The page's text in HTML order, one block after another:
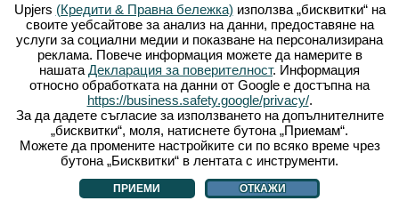
За Весела Ферма |Историята зад тази уеб базирана игра |Опциите
УЗП| Контакти/Кредити|Защита на личните данни |Правила|Форум|
Поддръжка|My Free Farm 2 App|Google Play|App Store|
Уеб игри - upjers.com|Управлявай Бисквитки
Upjers (Кредити & Правна бележка) използва „бисквитки“ на
своите уебсайтове за анализ на данни, предоставяне на
услуги за социални медии и показване на персонализирана
реклама. Повече информация можете да намерите в
нашата Декларация за поверителност. Информация
относно обработката на данни от Google е достъпна на
https://business.safety.google/privacy/.
За да дадете съгласие за използването на допълнителните
„бисквитки“, моля, натиснете бутона „Приемам“.
Можете да промените настройките си по всяко време чрез
бутона „Бисквитки“ в лентата с инструменти.
ПРИЕМИ ОТКАЖИ